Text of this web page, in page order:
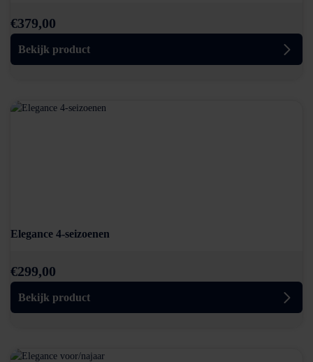
€379,00
Bekijk product
Elegance 4-seizoenen
€299,00
Bekijk product